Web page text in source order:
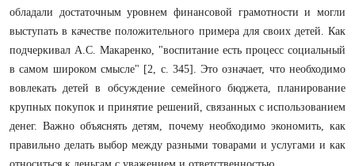
обладали достаточным уровнем финансовой грамотности и могли
выступать в качестве положительного примера для своих детей. Как
подчеркивал А.С. Макаренко, "воспитание есть процесс социальный
в самом широком смысле" [2, с. 345]. Это означает, что необходимо
вовлекать детей в обсуждение семейного бюджета, планирование
крупных покупок и принятие решений, связанных с использованием
денег. Важно объяснять детям, почему необходимо экономить, как
правильно делать выбор между разными товарами и услугами и как